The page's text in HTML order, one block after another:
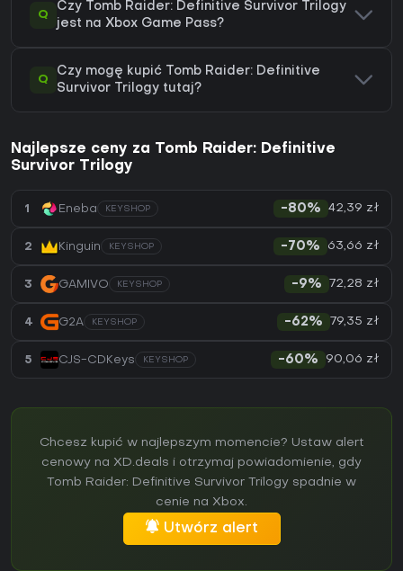
Q
Czy Tomb Raider: Definitive Survivor Trilogy
jest na Xbox Game Pass?
Q
Czy mogę kupić Tomb Raider: Definitive
Survivor Trilogy tutaj?
Najlepsze ceny za Tomb Raider: Definitive
Survivor Trilogy
1 Eneba KEYSHOP -80% 42,39 zł
2 Kinguin KEYSHOP -70% 63,66 zł
3 GAMIVO KEYSHOP -9% 72,28 zł
4 G2A KEYSHOP -62% 79,35 zł
5 CJS-CDKeys KEYSHOP -60% 90,06 zł
Chcesz kupić w najlepszym momencie? Ustaw alert
cenowy na XD.deals i otrzymaj powiadomienie, gdy
Tomb Raider: Definitive Survivor Trilogy spadnie w
cenie na Xbox.
Utwórz alert